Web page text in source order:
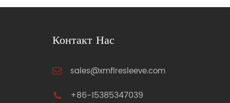
Контакт Нас
sales@xmfiresleeve.com
+86-15385347039